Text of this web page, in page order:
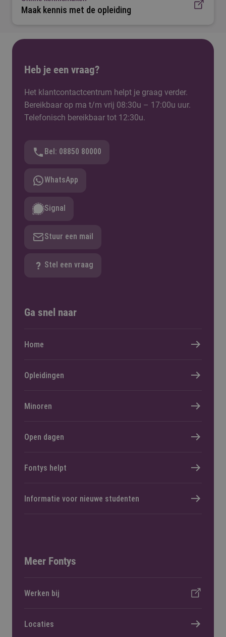
Maak kennis met de opleiding
Heb je een vraag?
Het klantcontactcentrum helpt je graag verder.
Bereikbaar op ma t/m vrij 08:30u – 17:00u uur.
Telefonisch bereikbaar tot 12:30u.
Bel: 08850 80000
WhatsApp
Signal
Stuur een mail
Stel een vraag
Ga snel naar
Home
Opleidingen
Minoren
Open dagen
Fontys helpt
Informatie voor nieuwe studenten
Meer Fontys
Werken bij
Locaties